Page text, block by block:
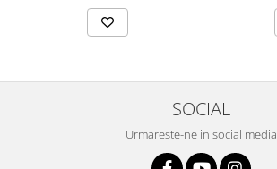
SOCIAL
Urmareste-ne in social media